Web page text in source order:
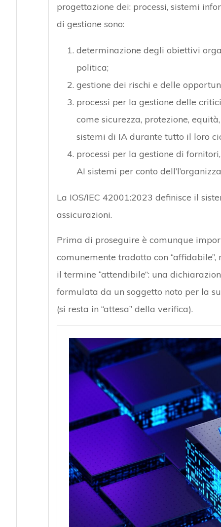
progettazione dei: processi, sistemi
di gestione sono:
determinazione degli obiettivi
politica;
gestione dei rischi e delle
processi per la gestione delle
come sicurezza, protezione,
sistemi di IA durante tutto il loro
processi per la gestione di
AI sistemi per conto
La IOS/IEC 42001:2023 definisce il
assicurazioni.
Prima di proseguire è comunque
comunemente tradotto con
il termine “attendibile”: una
formulata da un soggetto noto per la
(si resta in “attesa” della verifica).